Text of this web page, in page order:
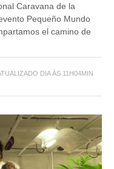
Caravana de la
Pequeño Mundo
el camino de
DIA ÀS 11H04MIN